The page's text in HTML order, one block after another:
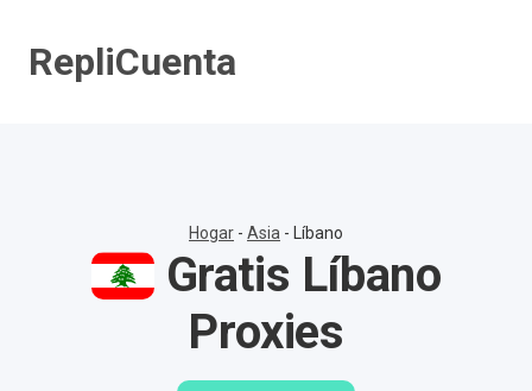
contenido
RepliCuenta
Hogar - Asia - Líbano
Gratis Líbano
Proxies